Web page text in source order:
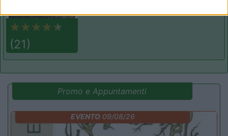
(21)
Promo e Appuntamenti
EVENTO09/08/26